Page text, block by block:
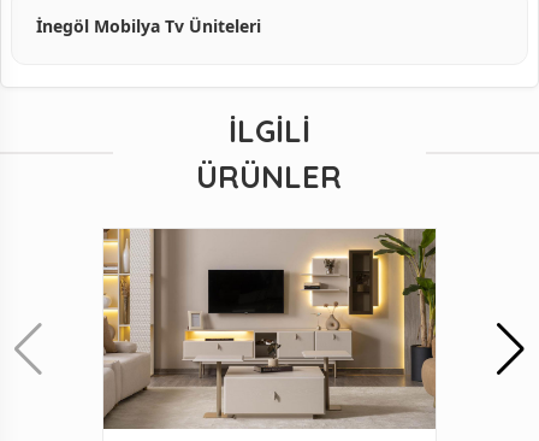
İnegöl Mobilya Tv Üniteleri
İLGILI
ÜRÜNLER